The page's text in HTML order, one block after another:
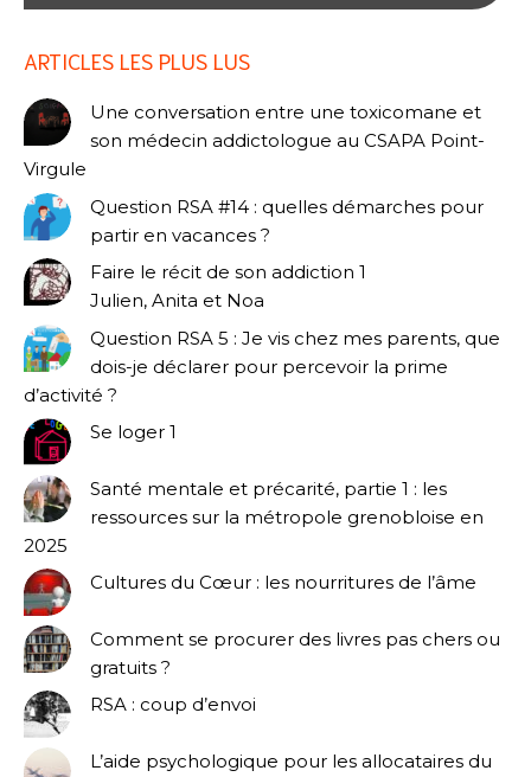
ARTICLES LES PLUS LUS
Une conversation entre une toxicomane et
son médecin addictologue au CSAPA Point-
Virgule
Question RSA #14 : quelles démarches pour
partir en vacances ?
Faire le récit de son addiction 1
Julien, Anita et Noa
Question RSA 5 : Je vis chez mes parents, que
dois-je déclarer pour percevoir la prime
d’activité ?
Se loger 1
Santé mentale et précarité, partie 1 : les
ressources sur la métropole grenobloise en
2025
Cultures du Cœur : les nourritures de l’âme
Comment se procurer des livres pas chers ou
gratuits ?
RSA : coup d’envoi
L’aide psychologique pour les allocataires du